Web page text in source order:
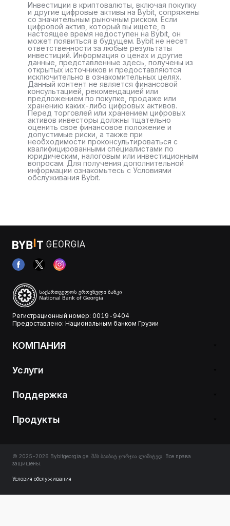
Инвестиции в криптовалюты, включая покупку
и другие цифровые активы на Bybit, сопряжены
со значительным рыночным риском. Если
цифровой актив, который вы ищете, в
настоящее время недоступен на Bybit, он
может появиться в будущем. Bybit не несет
ответственности за любые результаты
инвестиций. Информация о ценах и другие
данные, представленные здесь, получены из
открытых источников и предоставляются
исключительно в ознакомительных целях.
Данный контент не является финансовой
консультацией, рекомендацией или
предложением по покупке, продаже или
хранению каких-либо цифровых активов.
Перед торговлей или хранением цифровых
активов инвесторы должны тщательно
оценить свое финансовое положение и
допустимые риски, а также при
необходимости проконсультироваться с
квалифицированными специалистами по
юридическим, налоговым или инвестиционным
вопросам. Для получения дополнительной
информации ознакомьтесь с Условиями
обслуживания Bybit.
Регистрационный номер: 0019-9404
Предоставлено: Национальным банком Грузии
КОМПАНИЯ
Услуги
Поддержка
Продукты
© 2025-2026 Bybitgeorgia.ge. შპს ბაიბიტ ჯორჯია ლიმიტედ. Все права
защищены.
Условия обслуживания